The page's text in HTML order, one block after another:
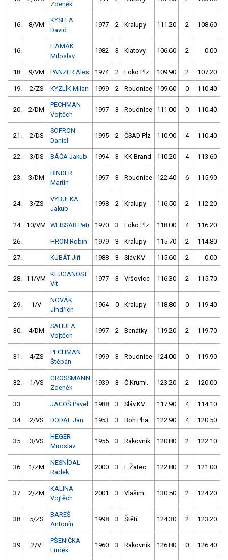
Zdeněk
16. 8/VM
KYSELA
David
1977 2 Kralupy 111.20 2 108.60
16.
HAMÁK
Miloslav
1982 3 Klatovy 106.60 2 0.00
18. 9/VM PANZER Aleš 1974 2 Loko Plz 109.90 2 107.20
19. 2/ZS KYZLÍK Milan 1999 2 Roudnice 109.60 0 110.40
20. 2/DM
PECHMAN
Vojtěch
1997 3 Roudnice 111.00 0 110.40
21. 2/DS
SOFRON
Daniel
1995 2 ČSAD Plz 110.90 4 110.40
22. 3/DS BÁČA Jakub 1994 3 KK Brand 110.20 4 113.60
23. 3/DM
BINDER
Martin
1997 3 Roudnice 122.40 6 115.90
24. 3/ZS
VYBULKA
Jakub
1998 2 Kralupy 116.50 2 112.20
24. 10/VM WEISSAR Petr 1970 3 Loko Plz 118.00 4 116.20
26. HRON Robin 1979 3 Kralupy 115.70 2 114.80
27. KUBÁT Jiří 1988 3 Sláv.KV 115.60 2 0.00
28. 11/VM
KLUGANOST
Vít
1977 3 Vršovice 116.30 2 115.70
29. 1/V
NOVÁK
Jindřich
1964 0 Kralupy 118.80 0 119.40
30. 4/DM
SAHULA
Vojtěch
1997 2 Benátky 119.20 2 119.70
31. 4/ZS
PECHMAN
Štěpán
1999 3 Roudnice 124.00 0 119.90
32. 1/VS
GROSSMANN
Zdeněk
1939 3 Č.Kruml. 123.20 2 120.00
33. JACOŠ Pavel 1988 3 Sláv.KV 117.90 4 114.10
34. 2/VS DODAL Jan 1953 3 Boh.Pha 122.90 4 120.50
35. 3/VS
HEGER
Miroslav
1955 3 Rakovník 120.80 2 122.10
36. 1/ZM
NESNÍDAL
Radek
2000 3 L.Žatec 122.80 2 121.00
37. 2/ZM
KALINA
Vojtěch
2001 3 Vlašim 130.50 2 124.20
38. 5/ZS
BAREŠ
Antonín
1998 3 Štětí 124.30 2 123.20
39. 2/V
PŠENIČKA
Luděk
1960 3 Rakovník 126.80 0 126.40